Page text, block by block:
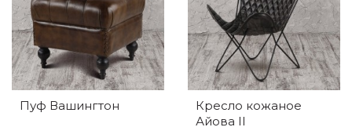
Пуф Вашингтон
Кресло кожаное
Айова II